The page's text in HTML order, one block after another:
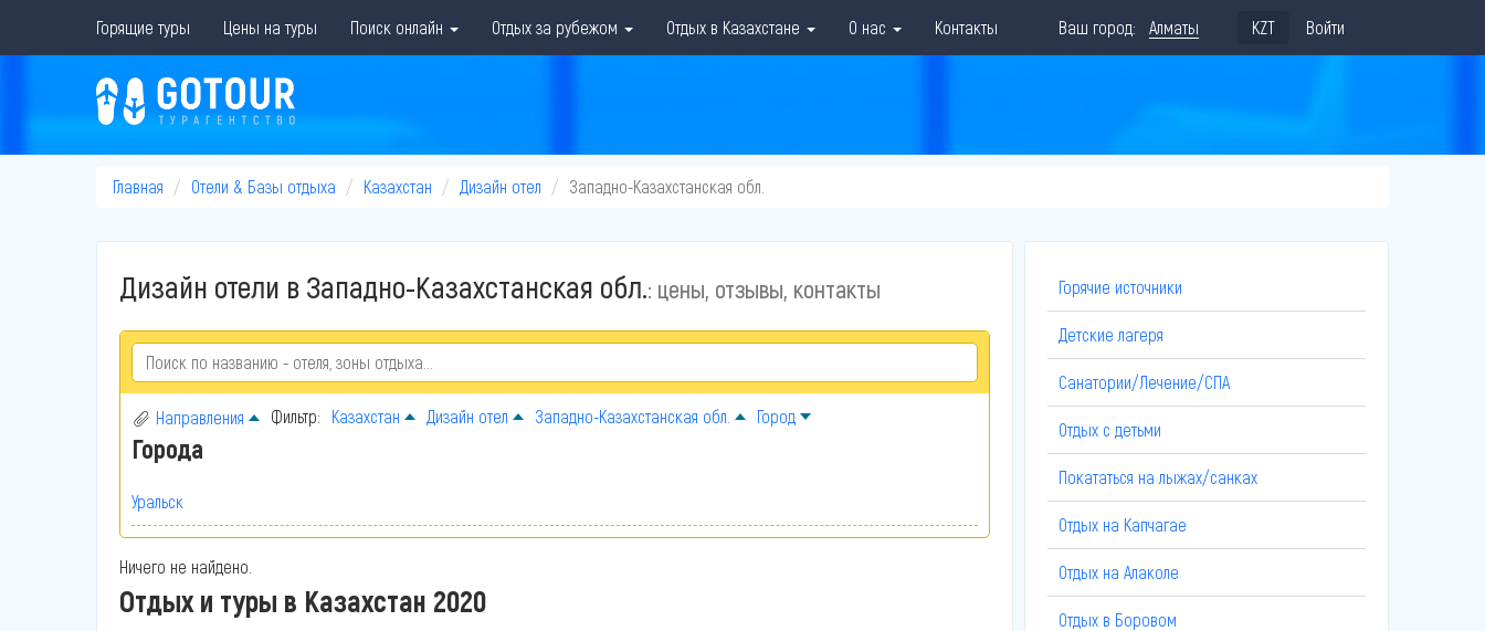
Горящие туры Цены на туры Поиск онлайн Отдых за рубежом Отдых в Казахстане О нас Контакты Ваш город: Алматы KZT Войти
Главная Отели & Базы отдыха Казахстан Дизайн отел Западно-Казахстанская обл.
Дизайн отели в Западно-Казахстанская обл.: цены, отзывы, контакты
Направления Фильтр: Казахстан Дизайн отел Западно-Казахстанская обл. Город
Города
Уральск
Ничего не найдено.
Отдых и туры в Казахстан 2020
Горячие источники
Детские лагеря
Санатории/Лечение/СПА
Отдых с детьми
Покататься на лыжах/санках
Отдых на Капчагае
Отдых на Алаколе
Отдых в Боровом